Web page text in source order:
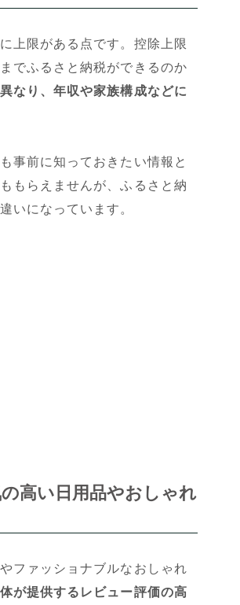
上限がある点です。控除上限
でふるさと納税ができるのか
なり、年収や家族構成などに
事前に知っておきたい情報と
もらえませんが、ふるさと納
いになっています。
高い日用品やおしゃれ
ファッショナブルなおしゃれ
が提供するレビュー評価の高